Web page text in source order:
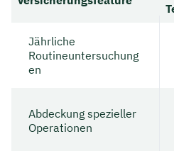
Jährliche
Routineuntersuchung
en
Abdeckung spezieller
Operationen